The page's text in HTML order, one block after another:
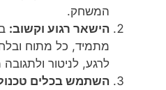
המשחק.
הישאר רגוע וקשוב:
מתמיד, כל מתוח
לרגע, לניטור
השתמש בכלים